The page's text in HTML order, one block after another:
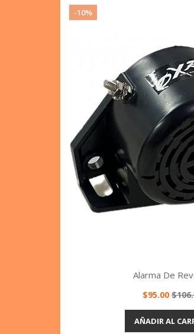
-10%
Vista
Alarma De
Precio
$95.00
AÑADIR AL